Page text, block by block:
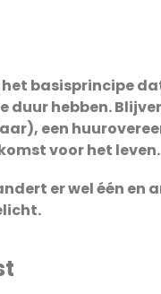
basisprincipe
hebben.
een
voor het leven.
er wel één en